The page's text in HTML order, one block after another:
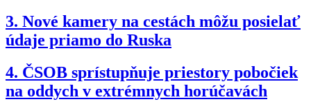
3. Nové kamery na cestách môžu posielať
údaje priamo do Ruska
4. ČSOB sprístupňuje priestory pobočiek
na oddych v extrémnych horúčavách